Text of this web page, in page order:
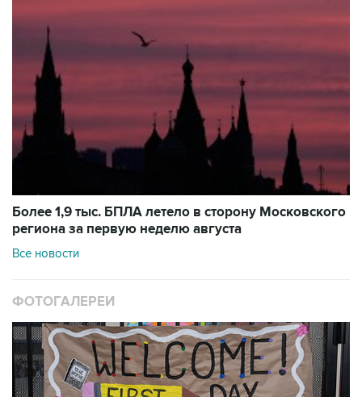
Более 1,9 тыс. БПЛА летело в сторону Московского
региона за первую неделю августа
Все новости
ФОТОГАЛЕРЕИ